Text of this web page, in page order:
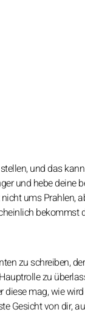
und das
und hebe deine
ums Prahlen,
bekommst
zu schreiben,
zu
mag, wie
Gesicht von dir,